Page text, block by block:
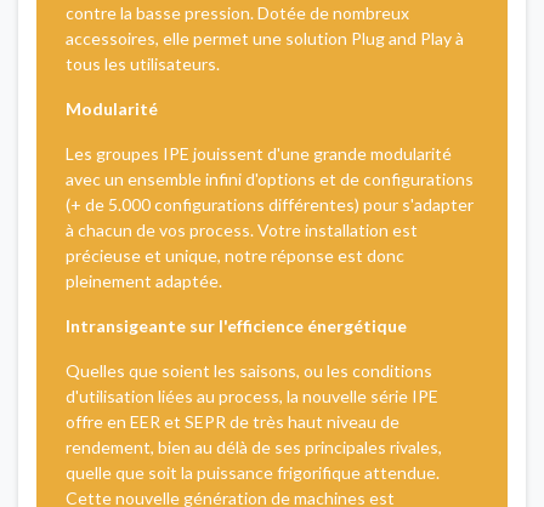
contre la basse pression. Dotée de nombreux
accessoires, elle permet une solution Plug and Play à
tous les utilisateurs.
Modularité
Les groupes IPE jouissent d'une grande modularité
avec un ensemble infini d'options et de configurations
(+ de 5.000 configurations différentes) pour s'adapter
à chacun de vos process. Votre installation est
précieuse et unique, notre réponse est donc
pleinement adaptée.
Intransigeante sur l'efficience énergétique
Quelles que soient les saisons, ou les conditions
d'utilisation liées au process, la nouvelle série IPE
offre en EER et SEPR de très haut niveau de
rendement, bien au délà de ses principales rivales,
quelle que soit la puissance frigorifique attendue.
Cette nouvelle génération de machines est